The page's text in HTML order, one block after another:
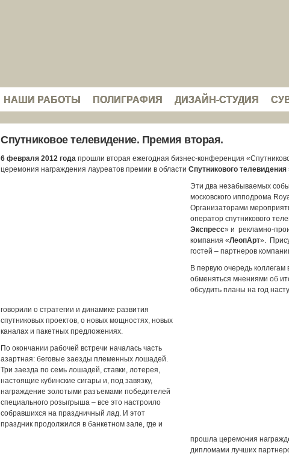
НАШИ РАБОТЫ ПОЛИГРАФИЯ ДИЗАЙН-СТУДИЯ
Спутниковое телевидение. Премия вторая.
6 февраля 2012 года прошли вторая ежегодная бизнес-конференция
церемония награждения лауреатов премии в области Спутникового телевидения
Эти два незабываемых
московского ипподрома
Организаторами
оператор спутникового
Экспресс» и рекламно-
компания «ЛеопАрт».
гостей – партнеров
В первую очередь
обменяться мнениями об
обсудить планы на год
говорили о стратегии и динамике развития
спутниковых проектов, о новых мощностях, новых
каналах и пакетных предложениях.
По окончании рабочей встречи началась часть
азартная: беговые заезды племенных лошадей.
Три заезда по семь лошадей, ставки, лотерея,
настоящие кубинские сигары и, под завязку,
награждение золотыми разъемами победителей
специального розыгрыша – все это настроило
собравшихся на праздничный лад. И этот
праздник продолжился в банкетном зале, где и
прошла церемония
дипломами лучших